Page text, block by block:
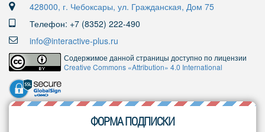
428000, г. Чебоксары, ул. Гражданская, Дом 75
Телефон: +7 (8352) 222-490
info@interactive-plus.ru
Содержимое данной страницы доступно по лицензии
Creative Commons «Attribution» 4.0 International
ФОРМА ПОДПИСКИ